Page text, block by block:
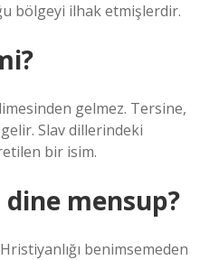
bölgeyi ilhak etmişlerdir.
gelmez. Tersine,
Slav dillerindeki
bir isim.
mensup?
benimsemeden